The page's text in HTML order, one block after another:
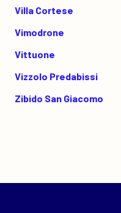
Villa Cortese
Vimodrone
Vittuone
Vizzolo Predabissi
Zibido San Giacomo